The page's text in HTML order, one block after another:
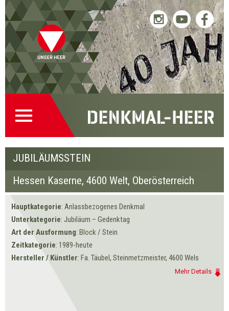
Startseite
(0)
Direkt
zur
Navigation
Direkt
zum
Inhalt
Zur
Denkmalsuche
(1)
Kontakt
(2)
JUBILÄUMSSTEIN
Hessen Kaserne, 4600 Welt, Oberösterreich
Hauptkategorie: Anlassbezogenes Denkmal
Unterkategorie: Jubiläum – Gedenktag
Art der Ausformung: Block / Stein
Zeitkategorie: 1989-heute
Hersteller / Künstler: Fa. Täubel, Steinmetzmeister, 4600 Wels
Mehr Details
Weiter »
« Zurück Weiter »
« Zurück
Hessen
Kaserne
Jubiläumsstein
Hessen
Kaserne
Jubiläumsstein
Hessen
Kaserne
Jubiläumsstein